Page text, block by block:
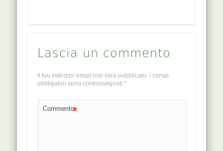
Lascia un commento
Il tuo indirizzo email non sarà pubblicato. I campi
obbligatori sono contrassegnati *
Commento*